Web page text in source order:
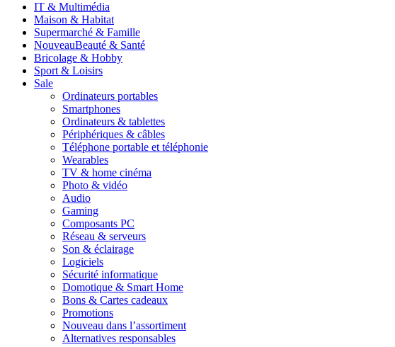
IT & Multimédia
Maison & Habitat
Supermarché & Famille
NouveauBeauté & Santé
Bricolage & Hobby
Sport & Loisirs
Sale
Ordinateurs portables
Smartphones
Ordinateurs & tablettes
Périphériques & câbles
Téléphone portable et téléphonie
Wearables
TV & home cinéma
Photo & vidéo
Audio
Gaming
Composants PC
Réseau & serveurs
Son & éclairage
Logiciels
Sécurité informatique
Domotique & Smart Home
Bons & Cartes cadeaux
Promotions
Nouveau dans l’assortiment
Alternatives responsables